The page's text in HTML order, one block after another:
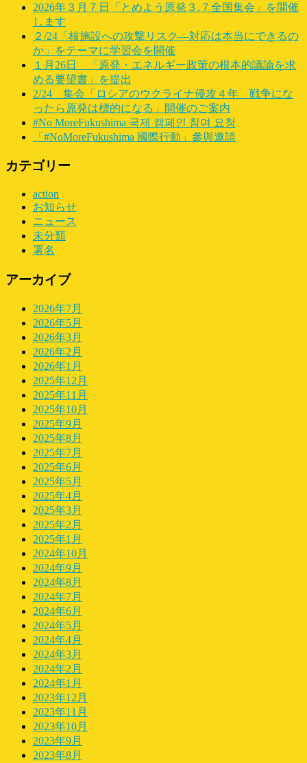
2026年３月７日「とめよう原発３.７全国集会」を開催
します
２/24「核施設への攻撃リスク―対応は本当にできるの
か」をテーマに学習会を開催
１月26日 「原発・エネルギー政策の根本的議論を求
める要望書」を提出
2/24 集会「ロシアのウクライナ侵攻４年 戦争にな
ったら原発は標的になる」開催のご案内
#No MoreFukushima 국제 캠페인 참여 요청
「#NoMoreFukushima 國際行動」參與邀請
カテゴリー
action
お知らせ
ニュース
未分類
署名
アーカイブ
2026年7月
2026年5月
2026年3月
2026年2月
2026年1月
2025年12月
2025年11月
2025年10月
2025年9月
2025年8月
2025年7月
2025年6月
2025年5月
2025年4月
2025年3月
2025年2月
2025年1月
2024年10月
2024年9月
2024年8月
2024年7月
2024年6月
2024年5月
2024年4月
2024年3月
2024年2月
2024年1月
2023年12月
2023年11月
2023年10月
2023年9月
2023年8月